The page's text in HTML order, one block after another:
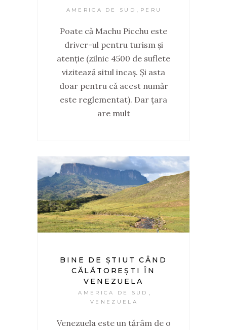
AMERICA DE SUD PERU
Poate că Machu Picchu este
driver-ul pentru turism și
atenție (zilnic 4500 de suflete
vizitează situl incaș. Și asta
doar pentru că acest număr
este reglementat). Dar țara
are mult
BINE DE ȘTIUT CÂND
CĂLĂTOREȘTI ÎN
VENEZUELA
AMERICA DE SUD
VENEZUELA
Venezuela este un tărâm de o